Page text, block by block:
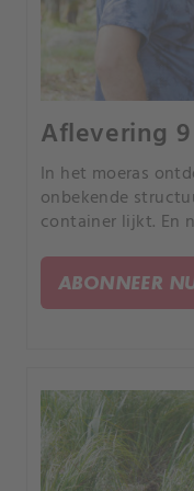
Aflevering
In het moeras
onbekende
container lijkt. En
Fellowship op een
ABONNEER